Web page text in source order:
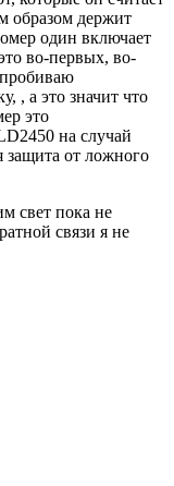
образом держит
один включает
во-первых, во-
, а это значит что
это
на случай
защита от ложного
свет пока не
связи я не